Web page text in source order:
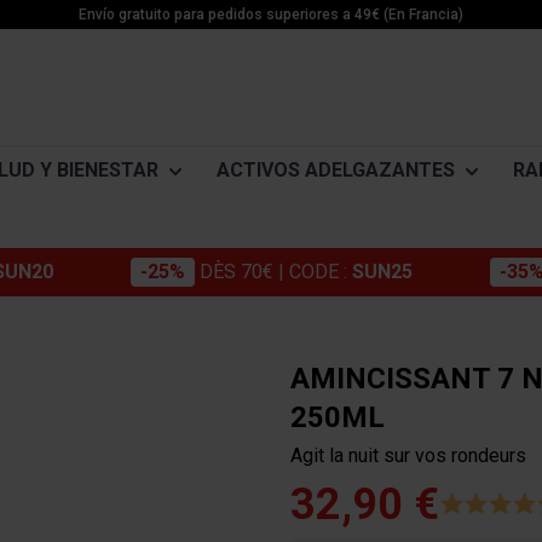
Envío gratuito para pedidos superiores a 49€ (En Francia)
Pre entreno
Creatina Monohidrato
Tortas energéticas
Barras y cápsulas
Y BIENESTAR
Potassium
Zinc
ACTIVOS ADELGAZANTES
Morosil
Konjac
Guarana
Extracto de semilla de uva
-25% DÈS 70€ | CODE : SUN25 -35%
AMINCISSANT 7
250ML
Agit la nuit sur vos rondeurs
32,90 €